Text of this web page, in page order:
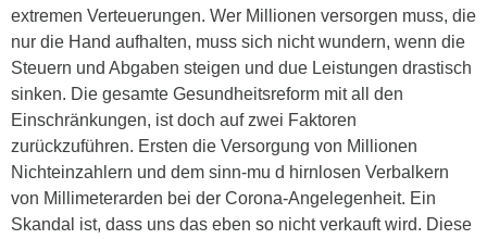
extremen Verteuerungen. Wer Millionen versorgen muss, die
nur die Hand aufhalten, muss sich nicht wundern, wenn die
Steuern und Abgaben steigen und due Leistungen drastisch
sinken. Die gesamte Gesundheitsreform mit all den
Einschränkungen, ist doch auf zwei Faktoren
zurückzuführen. Ersten die Versorgung von Millionen
Nichteinzahlern und dem sinn-mu d hirnlosen Verbalkern
von Millimeterarden bei der Corona-Angelegenheit. Ein
Skandal ist, dass uns das eben so nicht verkauft wird. Diese